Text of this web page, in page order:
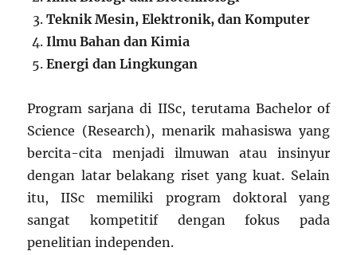
Teknik Mesin, Elektronik, dan Komputer
Ilmu Bahan dan Kimia
Energi dan Lingkungan
Program sarjana di IISc, terutama Bachelor of
Science (Research), menarik mahasiswa yang
bercita-cita menjadi ilmuwan atau insinyur
dengan latar belakang riset yang kuat. Selain
itu, IISc memiliki program doktoral yang
sangat kompetitif dengan fokus pada
penelitian independen.